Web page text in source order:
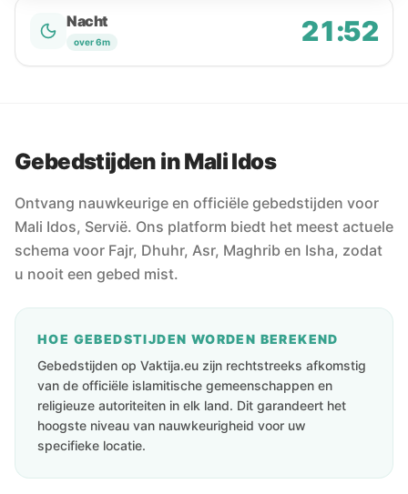
Nacht
over 6m 21:52
Gebedstijden in Mali Idos
Ontvang nauwkeurige en officiële gebedstijden voor
Mali Idos, Servië. Ons platform biedt het meest actuele
schema voor Fajr, Dhuhr, Asr, Maghrib en Isha, zodat
u nooit een gebed mist.
HOE GEBEDSTIJDEN WORDEN BEREKEND
Gebedstijden op Vaktija.eu zijn rechtstreeks afkomstig
van de officiële islamitische gemeenschappen en
religieuze autoriteiten in elk land. Dit garandeert het
hoogste niveau van nauwkeurigheid voor uw
specifieke locatie.